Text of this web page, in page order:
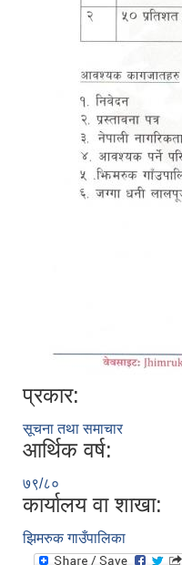
प्रकार:
सूचना तथा समाचार
आर्थिक वर्ष:
७९/८०
कार्यालय वा शाखा:
झिमरुक गाउँपालिका